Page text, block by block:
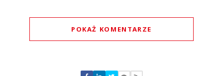
POKAŻ KOMENTARZE